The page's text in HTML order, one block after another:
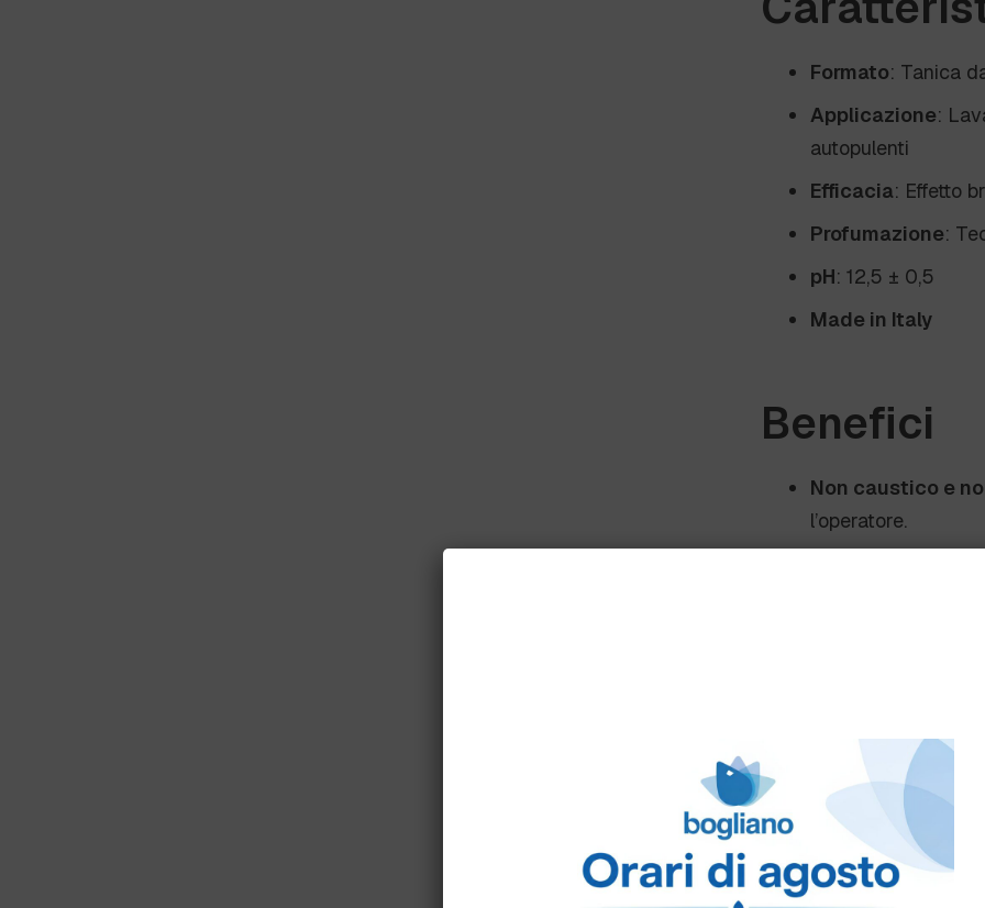
Formato: Tanica
Applicazione:
autopulenti
Efficacia: Effetto
Profumazione:
pH: 12,5 ± 0,5
Made in Italy
Benefici
Non caustico e
l’operatore.
:
Sostenibilità
Consigli
Tanica da 5 kg
Acque dolci